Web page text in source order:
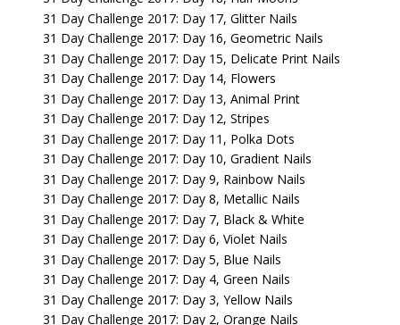
31 Day Challenge 2017: Day 17, Glitter Nails
31 Day Challenge 2017: Day 16, Geometric Nails
31 Day Challenge 2017: Day 15, Delicate Print Nails
31 Day Challenge 2017: Day 14, Flowers
31 Day Challenge 2017: Day 13, Animal Print
31 Day Challenge 2017: Day 12, Stripes
31 Day Challenge 2017: Day 11, Polka Dots
31 Day Challenge 2017: Day 10, Gradient Nails
31 Day Challenge 2017: Day 9, Rainbow Nails
31 Day Challenge 2017: Day 8, Metallic Nails
31 Day Challenge 2017: Day 7, Black & White
31 Day Challenge 2017: Day 6, Violet Nails
31 Day Challenge 2017: Day 5, Blue Nails
31 Day Challenge 2017: Day 4, Green Nails
31 Day Challenge 2017: Day 3, Yellow Nails
31 Day Challenge 2017: Day 2, Orange Nails